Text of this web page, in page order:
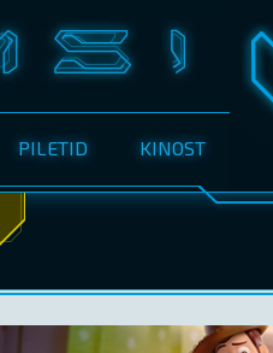
PILETID KINOST